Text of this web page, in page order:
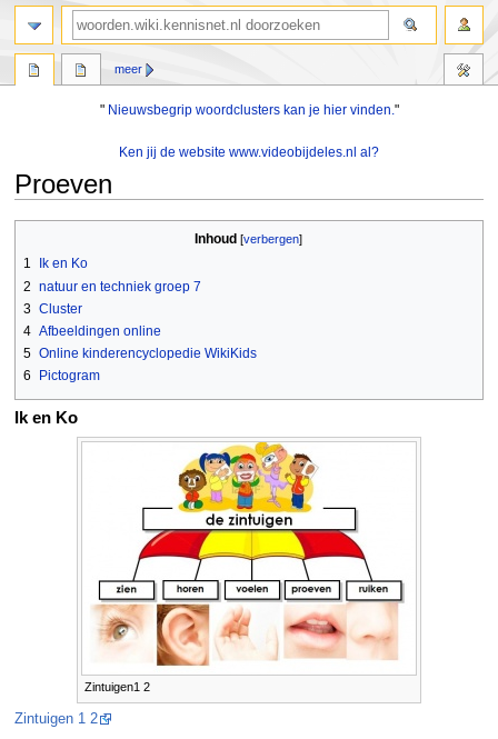
" Nieuwsbegrip woordclusters kan je hier vinden."
Ken jij de website www.videobijdeles.nl al?
Proeven
springen
springen
Inhoud
1
Ik en Ko
2 natuur en techniek groep 7
3 Cluster
4 Afbeeldingen online
5 Online kinderencyclopedie WikiKids
6
Pictogram
Ik en Ko
Zintuigen1 2
Zintuigen 1 2
meer
zoeken